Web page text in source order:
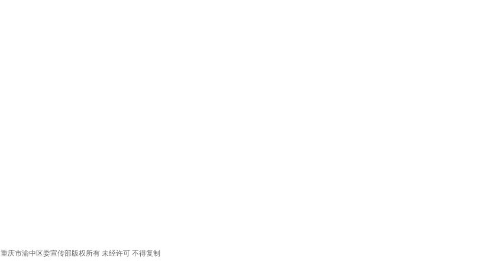
重庆市渝中区委宣传部版权所有 未经许可 不得复制